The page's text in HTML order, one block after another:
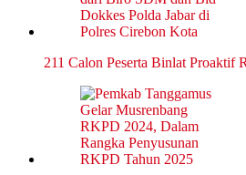
211 Calon Peserta Binlat Proaktif